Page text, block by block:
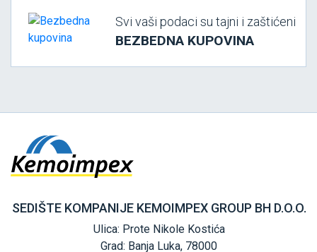
Svi vaši podaci su tajni i zaštićeni
BEZBEDNA KUPOVINA
SEDIŠTE KOMPANIJE KEMOIMPEX GROUP BH D.O.O.
Ulica: Prote Nikole Kostića
Grad: Banja Luka, 78000